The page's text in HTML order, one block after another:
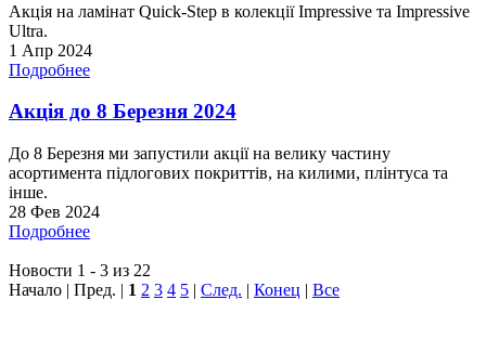
Акція на ламінат Quick-Step в колекції Impressive та Impressive
Ultra.
1 Апр 2024
Подробнее
Акція до 8 Березня 2024
До 8 Березня ми запустили акції на велику частину
асортимента підлогових покриттів, на килими, плінтуса та
інше.
28 Фев 2024
Подробнее
Новости 1 - 3 из 22
Начало | Пред. | 1 2 3 4 5 | След. | Конец | Все